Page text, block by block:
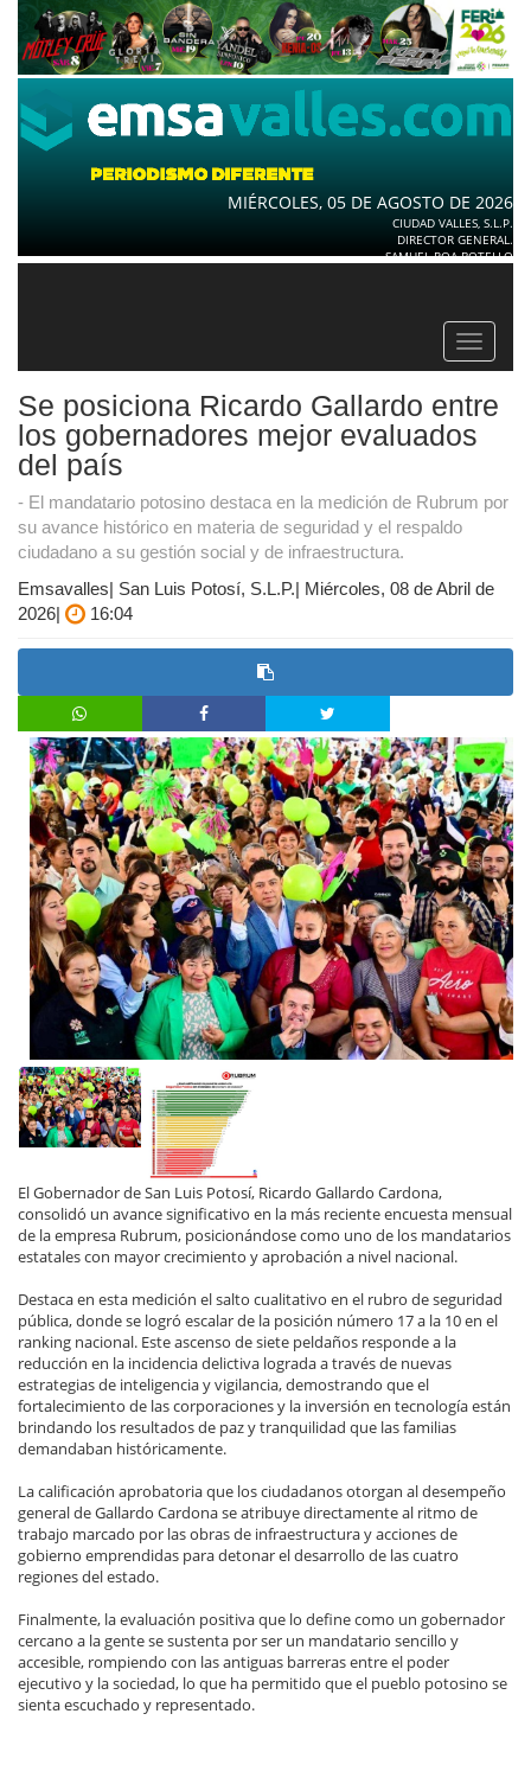
MIÉRCOLES, 05 DE AGOSTO DE 2026
CIUDAD VALLES, S.L.P.
DIRECTOR GENERAL.
SAMUEL ROA BOTELLO
Toggle
Se posiciona Ricardo Gallardo entre
los gobernadores mejor evaluados
del país
- El mandatario potosino destaca en la medición de Rubrum por
su avance histórico en materia de seguridad y el respaldo
ciudadano a su gestión social y de infraestructura.
Emsavalles| San Luis Potosí, S.L.P.| Miércoles, 08 de Abril de
2026|
16:04
El Gobernador de San Luis Potosí, Ricardo Gallardo Cardona,
consolidó un avance significativo en la más reciente encuesta mensual
de la empresa Rubrum, posicionándose como uno de los mandatarios
estatales con mayor crecimiento y aprobación a nivel nacional.
Destaca en esta medición el salto cualitativo en el rubro de seguridad
pública, donde se logró escalar de la posición número 17 a la 10 en el
ranking nacional. Este ascenso de siete peldaños responde a la
reducción en la incidencia delictiva lograda a través de nuevas
estrategias de inteligencia y vigilancia, demostrando que el
fortalecimiento de las corporaciones y la inversión en tecnología están
brindando los resultados de paz y tranquilidad que las familias
demandaban históricamente.
La calificación aprobatoria que los ciudadanos otorgan al desempeño
general de Gallardo Cardona se atribuye directamente al ritmo de
trabajo marcado por las obras de infraestructura y acciones de
gobierno emprendidas para detonar el desarrollo de las cuatro
regiones del estado.
Finalmente, la evaluación positiva que lo define como un gobernador
cercano a la gente se sustenta por ser un mandatario sencillo y
accesible, rompiendo con las antiguas barreras entre el poder
ejecutivo y la sociedad, lo que ha permitido que el pueblo potosino se
sienta escuchado y representado.